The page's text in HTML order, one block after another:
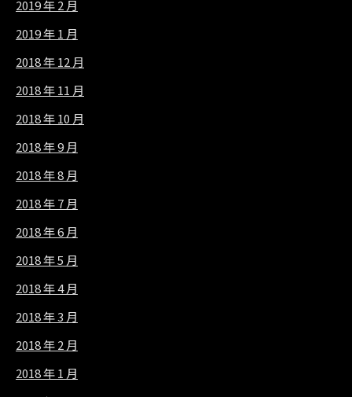
2019 年 2 月
2019 年 1 月
2018 年 12 月
2018 年 11 月
2018 年 10 月
2018 年 9 月
2018 年 8 月
2018 年 7 月
2018 年 6 月
2018 年 5 月
2018 年 4 月
2018 年 3 月
2018 年 2 月
2018 年 1 月